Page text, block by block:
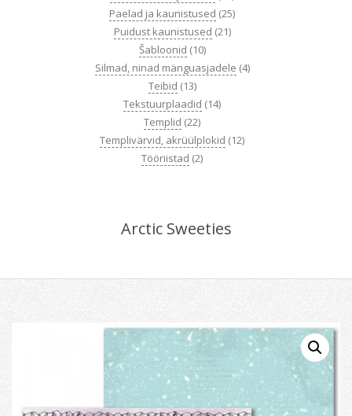
Paelad ja kaunistused (25)
Puidust kaunistused (21)
Šabloonid (10)
Silmad, ninad mänguasjadele (4)
Teibid (13)
Tekstuurplaadid (14)
Templid (22)
Templivärvid, akrüülplokid (12)
Tööriistad (2)
Arctic Sweeties